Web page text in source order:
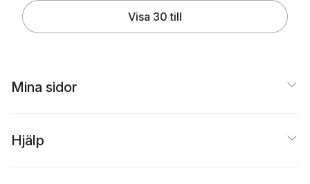
Visa 30 till
Mina sidor
Hjälp